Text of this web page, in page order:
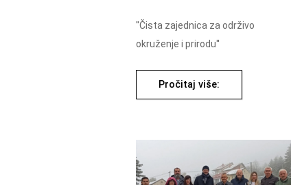
''Čista zajednica za održivo
okruženje i prirodu''
Pročitaj više: